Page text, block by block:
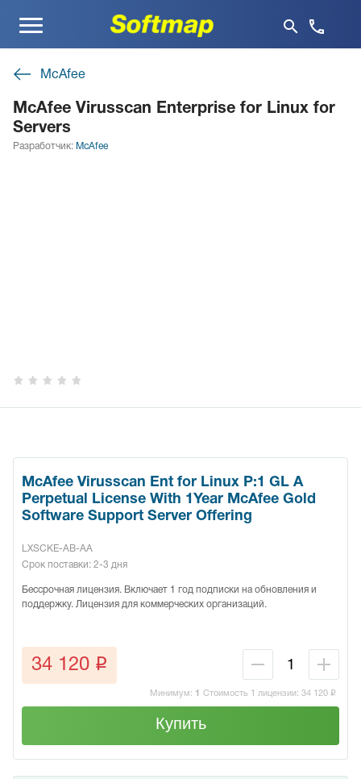
Меню
McAfee
McAfee Virusscan Enterprise for Linux for
Servers
Разработчик: McAfee
McAfee Virusscan Ent for Linux P:1 GL A
Perpetual License With 1Year McAfee Gold
Software Support Server Offering
LXSCKE-AB-AA
Срок поставки: 2-3 дня
Бессрочная лицензия. Включает 1 год подписки на обновления и
поддержку. Лицензия для коммерческих организаций.
Минимум: 1 Стоимость 1 лицензии: 34 120 q
34 120 q
Купить